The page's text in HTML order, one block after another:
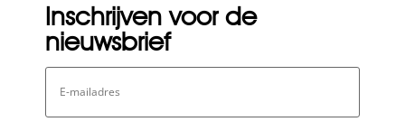
Inschrijven voor de
nieuwsbrief
E-
mailadres